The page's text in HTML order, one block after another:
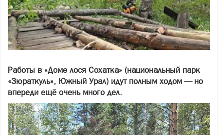
Работы в «Доме лося Сохатка» (национальный парк
«Зюраткуль», Южный Урал) идут полным ходом — но
впереди ещё очень много дел.